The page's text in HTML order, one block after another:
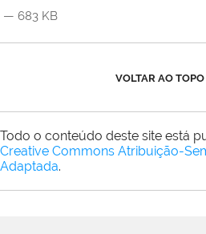
— 683 KB
VOLTAR AO TOPO
Todo o conteúdo deste site está
Creative Commons Atribuição-
Adaptada.